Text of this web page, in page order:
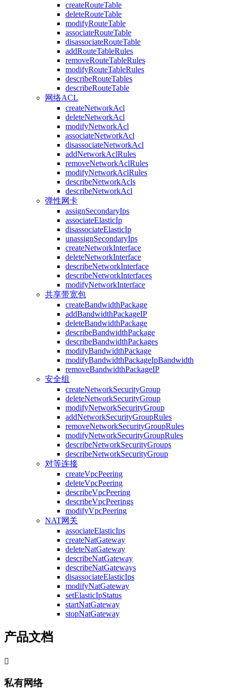
createRouteTable
deleteRouteTable
modifyRouteTable
associateRouteTable
disassociateRouteTable
addRouteTableRules
removeRouteTableRules
modifyRouteTableRules
describeRouteTables
describeRouteTable
网络ACL
createNetworkAcl
deleteNetworkAcl
modifyNetworkAcl
associateNetworkAcl
disassociateNetworkAcl
addNetworkAclRules
removeNetworkAclRules
modifyNetworkAclRules
describeNetworkAcls
describeNetworkAcl
弹性网卡
assignSecondaryIps
associateElasticIp
disassociateElasticIp
unassignSecondaryIps
createNetworkInterface
deleteNetworkInterface
describeNetworkInterface
describeNetworkInterfaces
modifyNetworkInterface
共享带宽包
createBandwidthPackage
addBandwidthPackageIP
deleteBandwidthPackage
describeBandwidthPackage
describeBandwidthPackages
modifyBandwidthPackage
modifyBandwidthPackageIpBandwidth
removeBandwidthPackageIP
安全组
createNetworkSecurityGroup
deleteNetworkSecurityGroup
modifyNetworkSecurityGroup
addNetworkSecurityGroupRules
removeNetworkSecurityGroupRules
modifyNetworkSecurityGroupRules
describeNetworkSecurityGroups
describeNetworkSecurityGroup
对等连接
createVpcPeering
deleteVpcPeering
describeVpcPeering
describeVpcPeerings
modifyVpcPeering
NAT网关
associateElasticIps
createNatGateway
deleteNatGateway
describeNatGateway
describeNatGateways
disassociateElasticIps
modifyNatGateway
setElasticIpStatus
startNatGateway
stopNatGateway
产品文档

私有网络